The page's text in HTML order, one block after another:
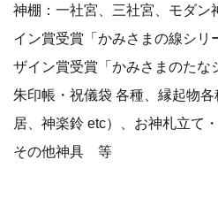
神棚：一社宮、三社宮、モダン
イン賞受賞「かみさまの線シリ
ザイン賞受賞「かみさまのたな
朱印帳・祝儀袋 各種、縁起物
居、神楽鈴 etc）、お神札立て
その他神具 等